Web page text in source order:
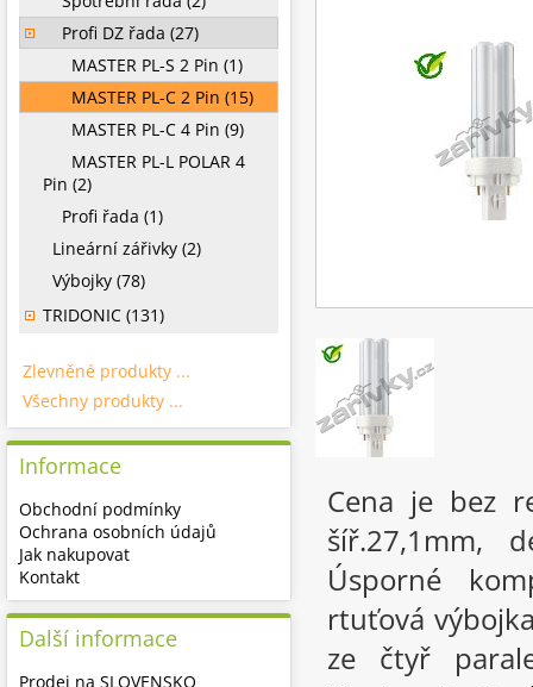
Cena je bez
šíř.27,1mm,
Úsporné
rtuťová
ze čtyř
Profi DZ řada (27)
MASTER PL-S 2 Pin (1)
MASTER PL-C 2 Pin (15)
MASTER PL-C 4 Pin (9)
MASTER PL-L POLAR 4
Pin (2)
Profi řada (1)
Lineární zářivky (2)
Výbojky (78)
TRIDONIC (131)
Zlevněné produkty ...
Všechny produkty ...
Informace
Obchodní podmínky
Ochrana osobních údajů
Jak nakupovat
Kontakt
Další informace
Prodej na SLOVENSKO